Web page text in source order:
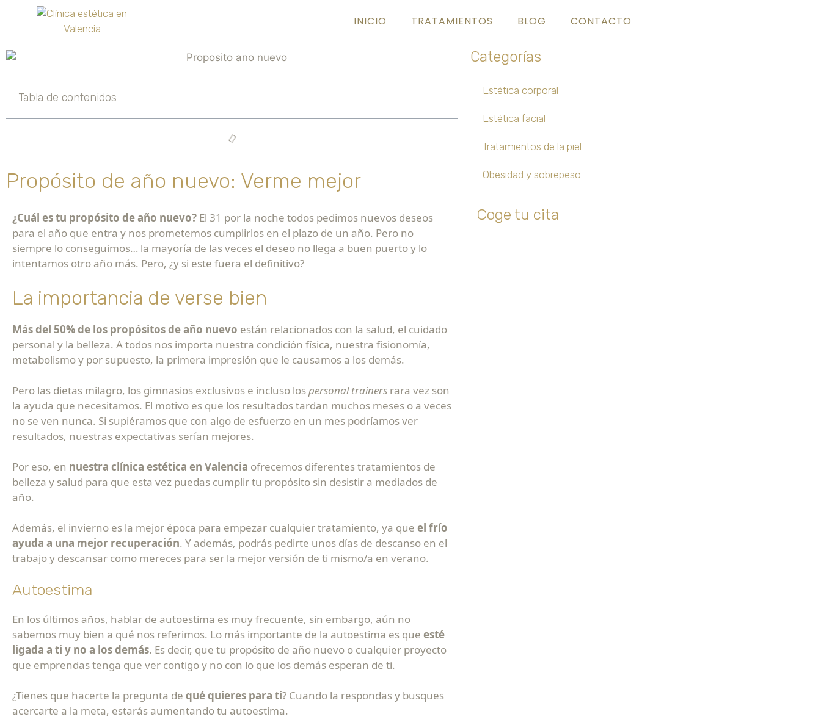
INICIO TRATAMIENTOS BLOG CONTACTO
Tabla de contenidos
Propósito de año nuevo: Verme mejor
¿Cuál es tu propósito de año nuevo? El 31 por la noche todos pedimos nuevos deseos
para el año que entra y nos prometemos cumplirlos en el plazo de un año. Pero no
siempre lo conseguimos… la mayoría de las veces el deseo no llega a buen puerto y lo
intentamos otro año más. Pero, ¿y si este fuera el definitivo?
La importancia de verse bien
Más del 50% de los propósitos de año nuevo están relacionados con la salud, el cuidado
personal y la belleza. A todos nos importa nuestra condición física, nuestra fisionomía,
metabolismo y por supuesto, la primera impresión que le causamos a los demás.
Pero las dietas milagro, los gimnasios exclusivos e incluso lospersonal trainers rara vez son
la ayuda que necesitamos. El motivo es que los resultados tardan muchos meses o a veces
no se ven nunca. Si supiéramos que con algo de esfuerzo en un mes podríamos ver
resultados, nuestras expectativas serían mejores.
Por eso, en nuestra clínica estética en Valencia ofrecemos diferentes tratamientos de
belleza y salud para que esta vez puedas cumplir tu propósito sin desistir a mediados de
año.
Además, el invierno es la mejor época para empezar cualquier tratamiento, ya que el frío
ayuda a una mejor recuperación. Y además, podrás pedirte unos días de descanso en el
trabajo y descansar como mereces para ser la mejor versión de ti mismo/a en verano.
Autoestima
En los últimos años, hablar de autoestima es muy frecuente, sin embargo, aún no
sabemos muy bien a qué nos referimos. Lo más importante de la autoestima es que esté
ligada a ti y no a los demás. Es decir, que tu propósito de año nuevo o cualquier proyecto
que emprendas tenga que ver contigo y no con lo que los demás esperan de ti.
¿Tienes que hacerte la pregunta de qué quieres para ti? Cuando la respondas y busques
acercarte a la meta, estarás aumentando tu autoestima.
Categorías
Estética corporal
Estética facial
Tratamientos de la piel
Obesidad y sobrepeso
Coge tu cita